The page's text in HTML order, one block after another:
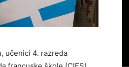
učenici 4. razreda